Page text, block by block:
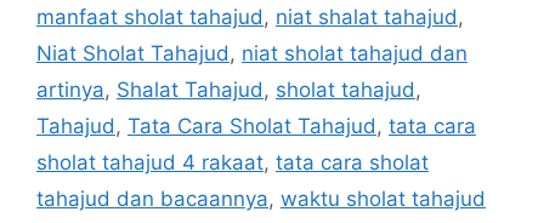
manfaat sholat tahajud, niat shalat tahajud,
Niat Sholat Tahajud, niat sholat tahajud dan
artinya, Shalat Tahajud, sholat tahajud,
Tahajud, Tata Cara Sholat Tahajud, tata cara
sholat tahajud 4 rakaat, tata cara sholat
tahajud dan bacaannya, waktu sholat tahajud